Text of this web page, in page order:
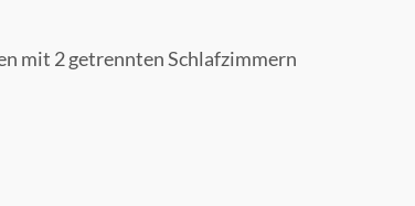
mit 2 getrennten Schlafzimmern